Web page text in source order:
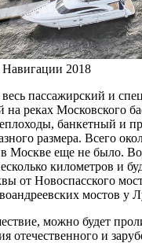
2018
пассажирский и
на реках Московского
банкетный и
размера. Всего
в Москве еще не было.
километров и
от Новоспасского
мостов у
можно будет
отечественного и